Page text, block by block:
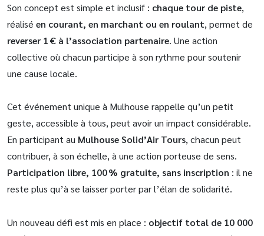
Son concept est simple et inclusif : chaque tour de piste,
réalisé en courant, en marchant ou en roulant, permet de
reverser 1 € à l’association partenaire. Une action
collective où chacun participe à son rythme pour soutenir
une cause locale.
Cet événement unique à Mulhouse rappelle qu’un petit
geste, accessible à tous, peut avoir un impact considérable.
En participant au Mulhouse Solid’Air Tours, chacun peut
contribuer, à son échelle, à une action porteuse de sens.
Participation libre, 100 % gratuite, sans inscription : il ne
reste plus qu’à se laisser porter par l’élan de solidarité.
Un nouveau défi est mis en place : objectif total de 10 000